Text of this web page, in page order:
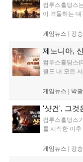
컴투스홀딩스
이 격돌하는
게임뉴스 | 강
제노니아,
컴투스홀딩스(
월드 내 모든
게임뉴스 | 박
'샷건', 그것
컴투스홀딩스
를 시작한 이
게임뉴스 | 강